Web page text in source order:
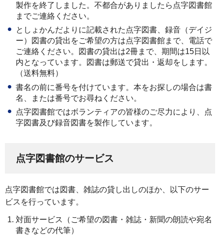
製作を終了しました。不都合がありましたら点字図書館
までご連絡ください。
としょかんだよりに記載された点字図書、録音（デイジ
ー）図書の貸出をご希望の方は点字図書館まで、電話で
ご連絡ください。図書の貸出は2冊まで、期間は15日以
内となっています。図書は郵送で貸出・返却をします。
（送料無料）
書名の前に番号を付けています。本をお探しの場合は書
名、または番号でお尋ねください。
点字図書館ではボランティアの皆様のご尽力により、点
字図書及び録音図書を製作しています。
点字図書館のサービス
点字図書館では図書、雑誌の貸し出しのほか、以下のサー
ビスを行っています。
対面サービス（ご希望の図書・雑誌・新聞の朗読や宛名
書きなどの代筆）